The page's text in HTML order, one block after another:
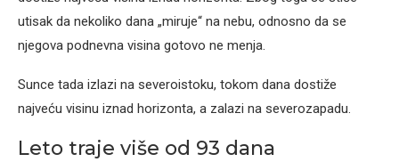
utisak da nekoliko dana „miruje“ na nebu, odnosno da se
njegova podnevna visina gotovo ne menja.
Sunce tada izlazi na severoistoku, tokom dana dostiže
najveću visinu iznad horizonta, a zalazi na severozapadu.
Leto traje više od 93 dana